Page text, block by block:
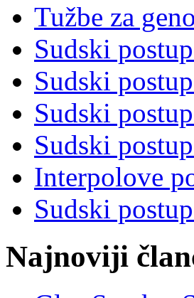
Tužbe za
Sudski
Sudski
Sudski
Sudski
Interpolove
Sudski
Najnoviji